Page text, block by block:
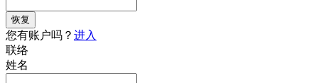
恢复
您有账户吗？ 进入
联络
姓名